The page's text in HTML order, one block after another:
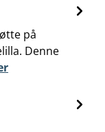
på
Denne